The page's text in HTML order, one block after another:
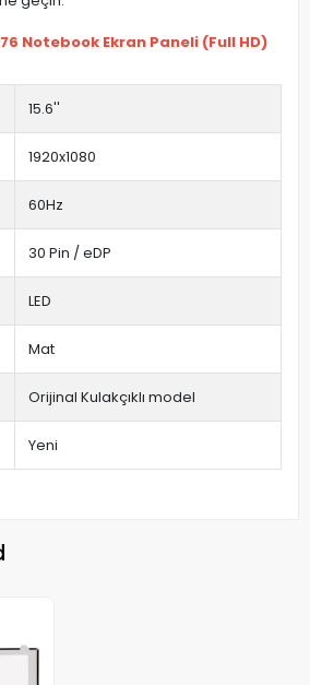
Notebook Ekran Paneli (Full HD)
15.6''
1920x1080
60Hz
30 Pin / eDP
LED
Mat
Orijinal Kulakçıklı model
Yeni